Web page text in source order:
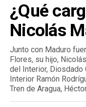
¿Qué
Nicolás
Junto con Maduro
Flores, su hijo,
del Interior, Diosdado
Interior Ramón
Tren de Aragua,